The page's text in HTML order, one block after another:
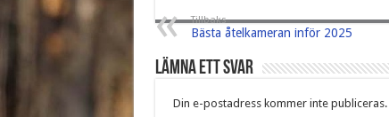
Tillbaks
Bästa åtelkameran inför 2025
Lämna ett svar
Din e-postadress kommer inte publiceras.